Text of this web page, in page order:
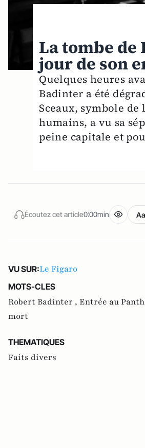
La tombe de
jour de son
Quelques heures
Badinter a été
Sceaux, symbole
humains, a vu sa
peine capitale et
Écoutez cet article0:00min Aa
VU SUR:Le Figaro
MOTS-CLES
Robert Badinter , Entrée au
mort
THEMATIQUES
Faits divers